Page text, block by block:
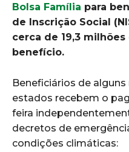
Bolsa Família para
de Inscrição Social
cerca de 19,3
benefício.
Beneficiários de
estados recebem o
feira
decretos de
condições climáticas: